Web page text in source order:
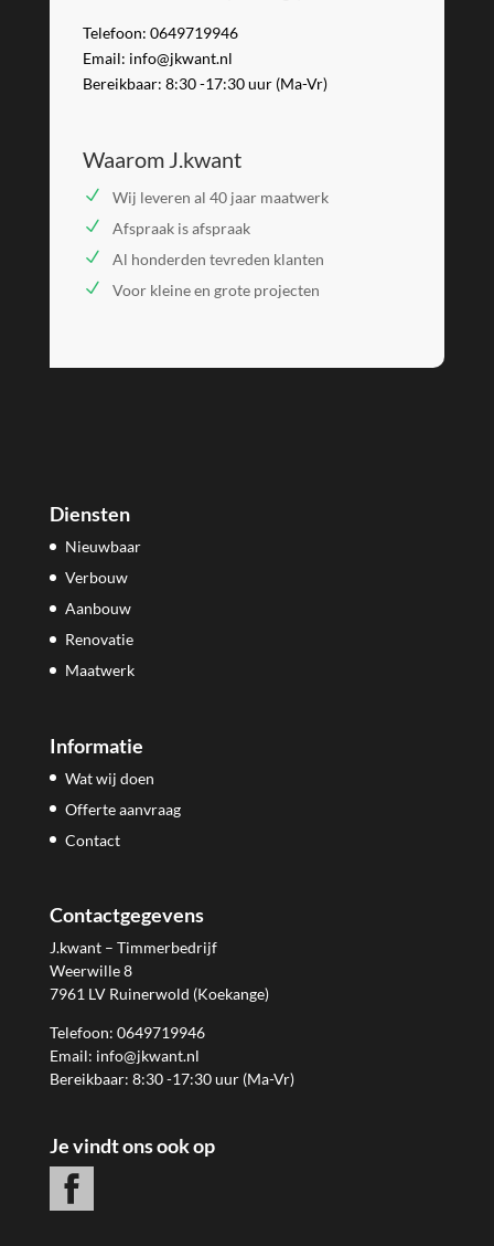
Telefoon: 0649719946
Email: info@jkwant.nl
Bereikbaar: 8:30 -17:30 uur (Ma-Vr)
Waarom J.kwant
Wij leveren al 40 jaar maatwerk
Afspraak is afspraak
Al honderden tevreden klanten
Voor kleine en grote projecten
Diensten
Nieuwbaar
Verbouw
Aanbouw
Renovatie
Maatwerk
Informatie
Wat wij doen
Offerte aanvraag
Contact
Contactgegevens
J.kwant – Timmerbedrijf
Weerwille 8
7961 LV Ruinerwold (Koekange)
Telefoon: 0649719946
Email: info@jkwant.nl
Bereikbaar: 8:30 -17:30 uur (Ma-Vr)
Je vindt ons ook op